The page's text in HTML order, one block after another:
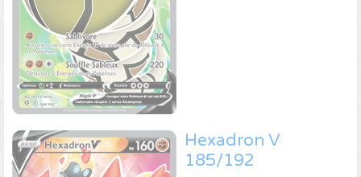
Hexadron V
185/192